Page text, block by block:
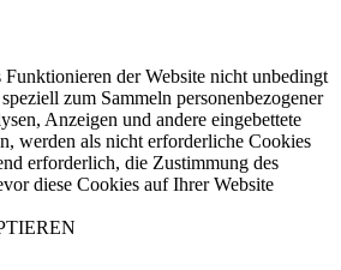
der Website nicht unbedingt
zum Sammeln personenbezogener
Anzeigen und andere eingebettete
werden als nicht erforderliche Cookies
erforderlich, die Zustimmung des
diese Cookies auf Ihrer Website